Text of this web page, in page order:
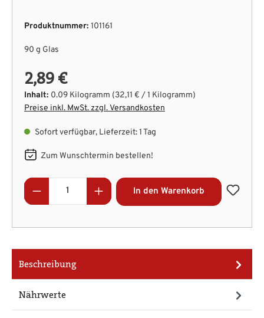
Produktnummer: 101161
90 g Glas
2,89 €
Inhalt: 0.09 Kilogramm (32,11 € / 1 Kilogramm)
Preise inkl. MwSt. zzgl. Versandkosten
Sofort verfügbar, Lieferzeit: 1 Tag
Zum Wunschtermin bestellen!
Produkt Anzahl: Gib den gewünschten
In den Warenkorb
Beschreibung
Nährwerte